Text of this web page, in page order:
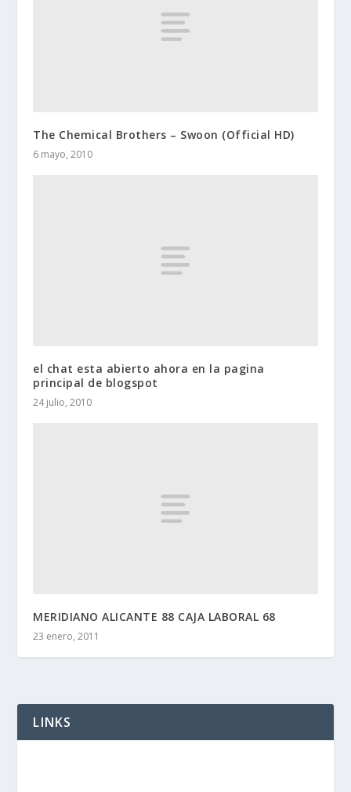
The Chemical Brothers – Swoon (Official HD)
6 mayo, 2010
el chat esta abierto ahora en la pagina
principal de blogspot
24 julio, 2010
MERIDIANO ALICANTE 88 CAJA LABORAL 68
23 enero, 2011
LINKS